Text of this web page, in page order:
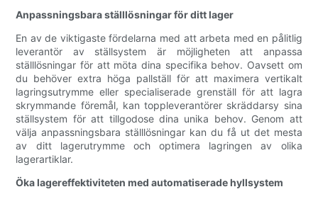
Anpassningsbara ställlösningar för ditt lager
En av de viktigaste fördelarna med att arbeta med en pålitlig
leverantör av ställsystem är möjligheten att anpassa
ställlösningar för att möta dina specifika behov. Oavsett om
du behöver extra höga pallställ för att maximera vertikalt
lagringsutrymme eller specialiserade grenställ för att lagra
skrymmande föremål, kan toppleverantörer skräddarsy sina
ställsystem för att tillgodose dina unika behov. Genom att
välja anpassningsbara ställlösningar kan du få ut det mesta
av ditt lagerutrymme och optimera lagringen av olika
lagerartiklar.
Öka lagereffektiviteten med automatiserade hyllsystem